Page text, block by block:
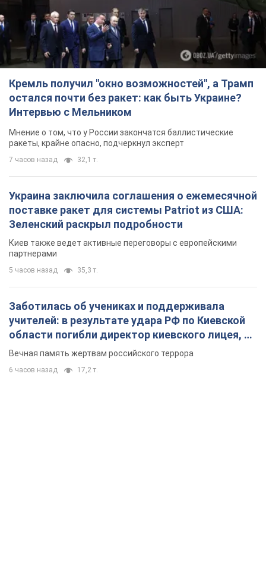
Кремль получил "окно возможностей", а Трамп
остался почти без ракет: как быть Украине?
Интервью с Мельником
Мнение о том, что у России закончатся баллистические
ракеты, крайне опасно, подчеркнул эксперт
7 часов назад 32,1 т.
Украина заключила соглашения о ежемесячной
поставке ракет для системы Patriot из США:
Зеленский раскрыл подробности
Киев также ведет активные переговоры с европейскими
партнерами
5 часов назад 35,3 т.
Заботилась об учениках и поддерживала
учителей: в результате удара РФ по Киевской
области погибли директор киевского лицея, её
муж и внук
Вечная память жертвам российского террора
6 часов назад 17,2 т.